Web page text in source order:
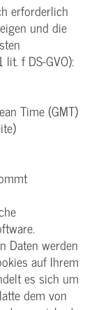
erforderlich
und die
f DS-GVO):
Time (GMT)
Daten werden
auf Ihrem
es sich um
dem von